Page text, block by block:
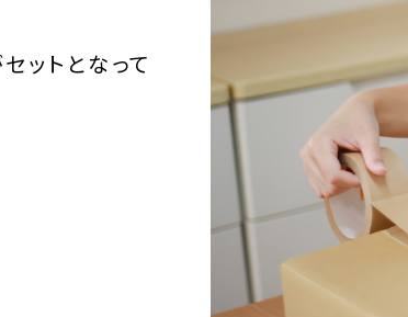
ットとなって